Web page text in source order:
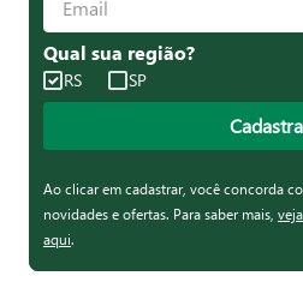
Qual sua região?
RS SP
Ao clicar em cadastrar, você concorda
novidades e ofertas. Para saber mais,
aqui.